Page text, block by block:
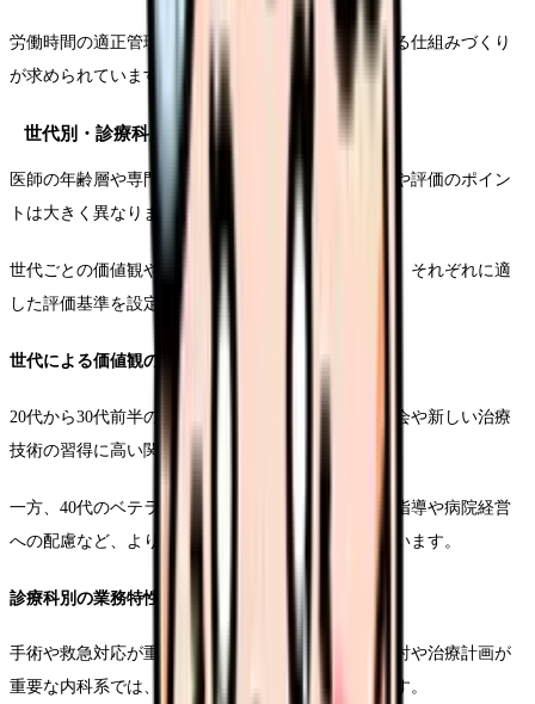
労働時間の適正管理と効率的な診療の両立を評価する仕組みづくり
が求められています。
世代別・診療科別の特徴と課題
医師の年齢層や専門分野によって、求められる役割や評価のポイン
トは大きく異なります。
世代ごとの価値観や診療科特有の業務特性を見極め、それぞれに適
した評価基準を設定することが重要です。
世代による価値観の違い
20代から30代前半の若手医師は、スキルアップの機会や新しい治療
技術の習得に高い関心を持っています。
一方、40代のベテラン医師は、その後の進級以上の指導や病院経営
への配慮など、より広い視点での貢献が求められています。
診療科別の業務特性
手術や救急対応が重視される外科系と、じっくり検討や治療計画が
重要な内科系では、評価すべきポイントが異なります。